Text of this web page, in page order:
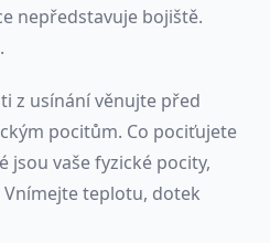
nepředstavuje bojiště.
z usínání věnujte před
pocitům. Co pociťujete
jsou vaše fyzické pocity,
teplotu, dotek